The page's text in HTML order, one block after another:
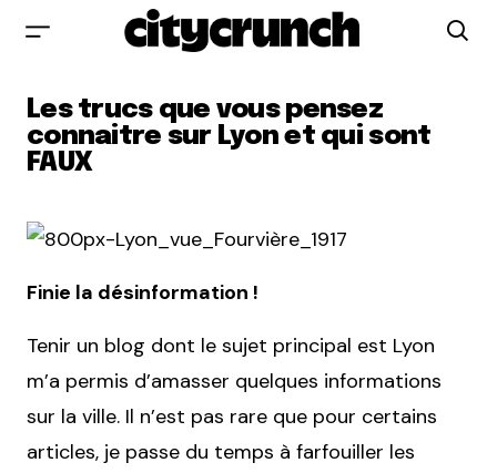
Les trucs que vous pensez
connaitre sur Lyon et qui sont
FAUX
Finie la désinformation !
Tenir un blog dont le sujet principal est Lyon
m’a permis d’amasser quelques informations
sur la ville. Il n’est pas rare que pour certains
articles, je passe du temps à farfouiller les